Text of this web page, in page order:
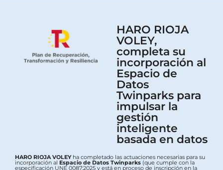
HARO RIOJA
VOLEY,
completa su
incorporación al
Espacio de
Datos
Twinparks para
impulsar la
gestión
inteligente
basada en datos
HARO RIOJA VOLEYha completado las actuaciones necesarias para su
incorporación al Espacio de Datos Twinparks (que cumple con la
especificación UNE 0087:2025 y está en proceso de inscripción en la